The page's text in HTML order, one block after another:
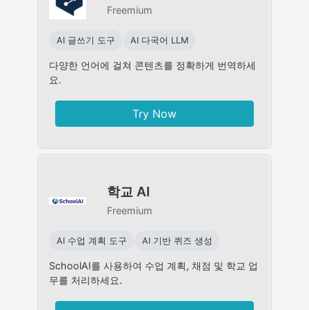
Freemium
AI 글쓰기 도구 AI 다국어 LLM
다양한 언어에 걸쳐 콘텐츠를 정확하게 번역하세
요.
Try Now
학교 AI
Freemium
AI 수업 계획 도구 AI 기반 퀴즈 생성
SchoolAI를 사용하여 수업 계획, 채점 및 학교 업
무를 처리하세요.